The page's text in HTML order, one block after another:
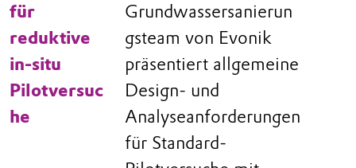
für
reduktive
in-situ
Pilotversuc
he
Grundwassersanierun
gsteam von Evonik
präsentiert allgemeine
Design- und
Analyseanforderungen
für Standard-